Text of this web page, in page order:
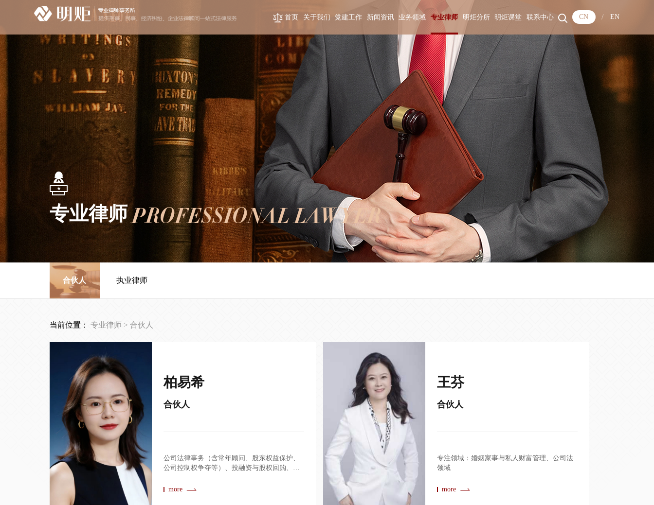
首页 关于我们 党建工作 新闻资讯 业务领域 专业律师 明炬分所 明炬课堂 联系中心 CN / EN
专业律师PROFESSIONAL LAWYER
合伙人 执业律师
当前位置： 专业律师 > 合伙人
柏易希
合伙人
公司法律事务（含常年顾问、股东权益保护、
公司控制权争夺等）、投融资与股权回购、民
more
王芬
合伙人
专注领域：婚姻家事与私人财富管理、公司法
领域
more